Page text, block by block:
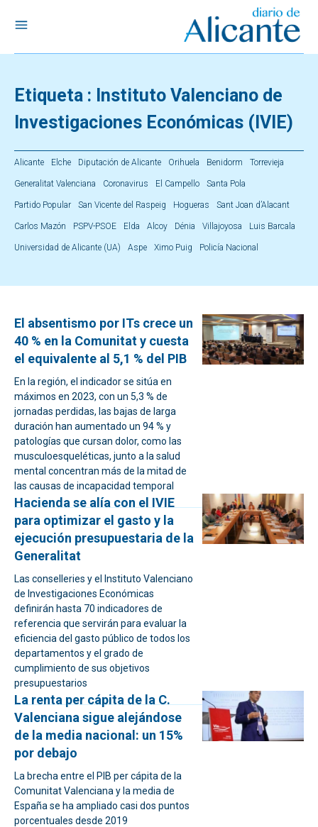
Etiqueta : Instituto Valenciano de
Investigaciones Económicas (IVIE)
Alicante Elche Diputación de Alicante Orihuela Benidorm Torrevieja
Generalitat Valenciana Coronavirus El Campello Santa Pola
Partido Popular San Vicente del Raspeig Hogueras Sant Joan d’Alacant
Carlos Mazón PSPV-PSOE Elda Alcoy Dénia Villajoyosa Luis Barcala
Universidad de Alicante (UA) Aspe Ximo Puig Policía Nacional
El absentismo por ITs crece un
40 % en la Comunitat y cuesta
el equivalente al 5,1 % del PIB
En la región, el indicador se sitúa en
máximos en 2023, con un 5,3 % de
jornadas perdidas, las bajas de larga
duración han aumentado un 94 % y
patologías que cursan dolor, como las
musculoesqueléticas, junto a la salud
mental concentran más de la mitad de
las causas de incapacidad temporal
Hacienda se alía con el IVIE
para optimizar el gasto y la
ejecución presupuestaria de la
Generalitat
Las conselleries y el Instituto Valenciano
de Investigaciones Económicas
definirán hasta 70 indicadores de
referencia que servirán para evaluar la
eficiencia del gasto público de todos los
departamentos y el grado de
cumplimiento de sus objetivos
presupuestarios
La renta per cápita de la C.
Valenciana sigue alejándose
de la media nacional: un 15%
por debajo
La brecha entre el PIB per cápita de la
Comunitat Valenciana y la media de
España se ha ampliado casi dos puntos
porcentuales desde 2019